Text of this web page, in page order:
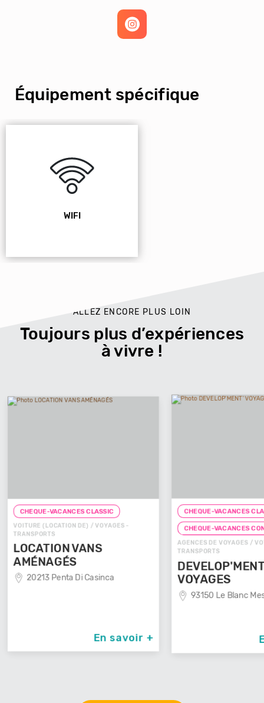
Équipement spécifique
WIFI
ALLEZ ENCORE PLUS LOIN
Toujours plus d’expériences
à vivre !
CHEQUE-VACANCES CLASSIC
CHEQUE-VACANCES CONNECT
AGENCES DE VOYAGES / VOYAGES -
TRANSPORTS
DEVELOP'MENT'
VOYAGES
En savoir +
AGENCES